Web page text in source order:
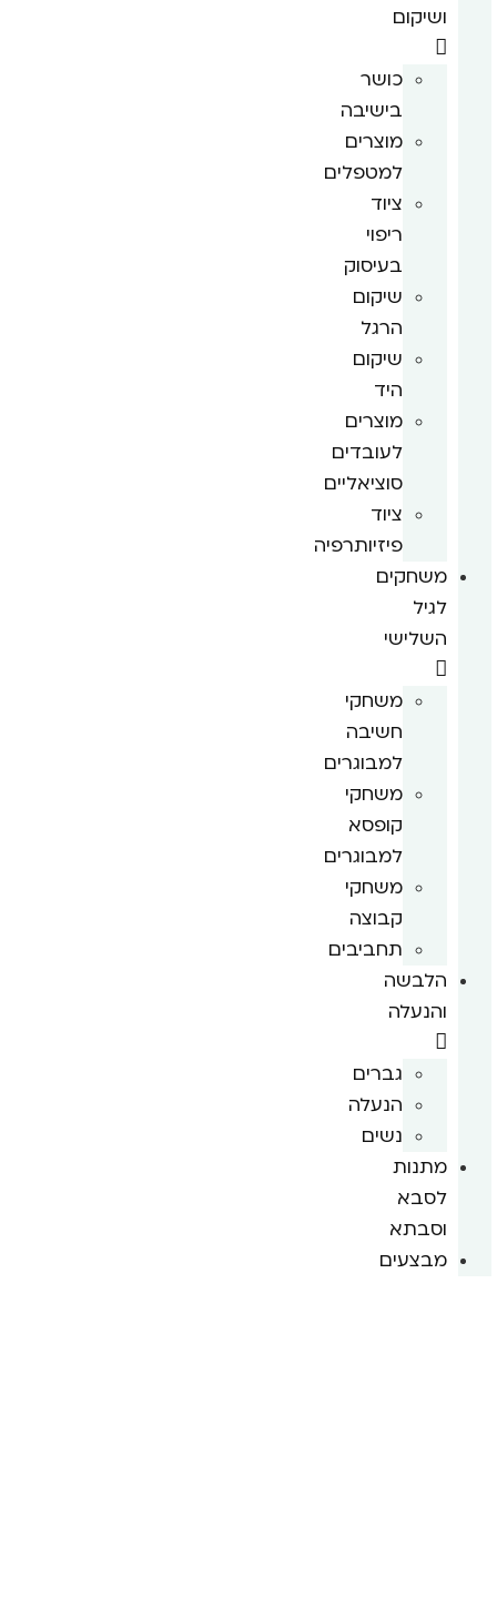
ושיקום
כושר
בישיבה
מוצרים
למטפלים
ציוד
ריפוי
בעיסוק
שיקום
הרגל
שיקום
היד
מוצרים
לעובדים
סוציאליים
ציוד
פיזיותרפיה
משחקים
לגיל
השלישי
משחקי
חשיבה
למבוגרים
משחקי
קופסא
למבוגרים
משחקי
קבוצה
תחביבים
הלבשה
והנעלה
גברים
הנעלה
נשים
מתנות
לסבא
וסבתא
מבצעים